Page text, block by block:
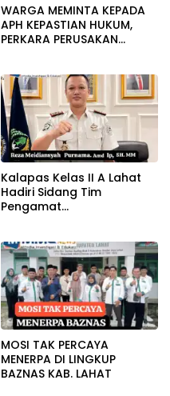
WARGA MEMINTA KEPADA
APH KEPASTIAN HUKUM,
PERKARA PERUSAKAN
Kalapas Kelas II A Lahat
Hadiri Sidang Tim
Pengamat
DirJenPas Sumsel Dan
Bapas Kelas II Lahat
MOSI TAK PERCAYA
MENERPA DI LINGKUP
BAZNAS KAB. LAHAT